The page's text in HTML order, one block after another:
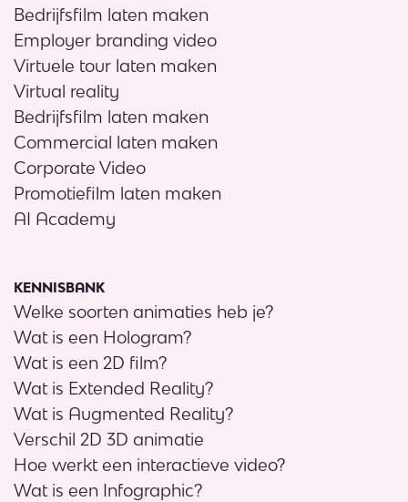
Bedrijfsfilm laten maken
Employer branding video
Virtuele tour laten maken
Virtual reality
Bedrijfsfilm laten maken
Commercial laten maken
Corporate Video
Promotiefilm laten maken
AI Academy
KENNISBANK
Welke soorten animaties heb je?
Wat is een Hologram?
Wat is een 2D film?
Wat is Extended Reality?
Wat is Augmented Reality?
Verschil 2D 3D animatie
Hoe werkt een interactieve video?
Wat is een Infographic?